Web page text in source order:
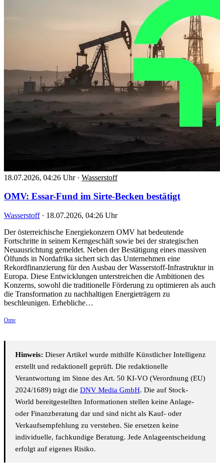
18.07.2026, 04:26 Uhr · Wasserstoff
OMV: Essar-Fund im Sirte-Becken bestätigt
Wasserstoff · 18.07.2026, 04:26 Uhr
Der österreichische Energiekonzern OMV hat bedeutende
Fortschritte in seinem Kerngeschäft sowie bei der strategischen
Neuausrichtung gemeldet. Neben der Bestätigung eines massiven
Ölfunds in Nordafrika sichert sich das Unternehmen eine
Rekordfinanzierung für den Ausbau der Wasserstoff-Infrastruktur in
Europa. Diese Entwicklungen unterstreichen die Ambitionen des
Konzerns, sowohl die traditionelle Förderung zu optimieren als auch
die Transformation zu nachhaltigen Energieträgern zu
beschleunigen. Erhebliche…
Omv
Hinweis: Dieser Artikel wurde mithilfe Künstlicher Intelligenz
erstellt und redaktionell geprüft. Die redaktionelle
Verantwortung im Sinne des Art. 50 KI-VO (Verordnung (EU)
2024/1689) trägt die DNV Media GmbH. Die auf Stock-
World bereitgestellten Informationen stellen keine Anlage-
oder Finanzberatung dar und sind nicht als Kauf- oder
Verkaufsempfehlung zu verstehen. Sie ersetzen keine
individuelle, fachkundige Beratung. Jede Anlageentscheidung
erfolgt auf eigenes Risiko.